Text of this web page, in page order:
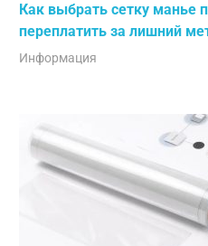
Как выбрать сетку манье
переплатить за лишний
Информация